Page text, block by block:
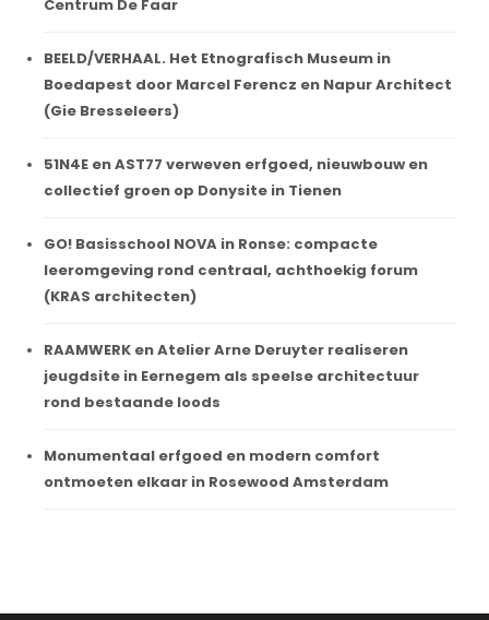
Centrum De Faar
BEELD/VERHAAL. Het Etnografisch Museum in
Boedapest door Marcel Ferencz en Napur Architect
(Gie Bresseleers)
51N4E en AST77 verweven erfgoed, nieuwbouw en
collectief groen op Donysite in Tienen
GO! Basisschool NOVA in Ronse: compacte
leeromgeving rond centraal, achthoekig forum
(KRAS architecten)
RAAMWERK en Atelier Arne Deruyter realiseren
jeugdsite in Eernegem als speelse architectuur
rond bestaande loods
Monumentaal erfgoed en modern comfort
ontmoeten elkaar in Rosewood Amsterdam